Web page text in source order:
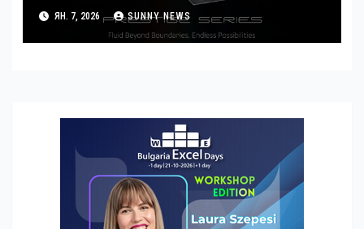
ЯН. 7, 2026 SUNNY NEWS